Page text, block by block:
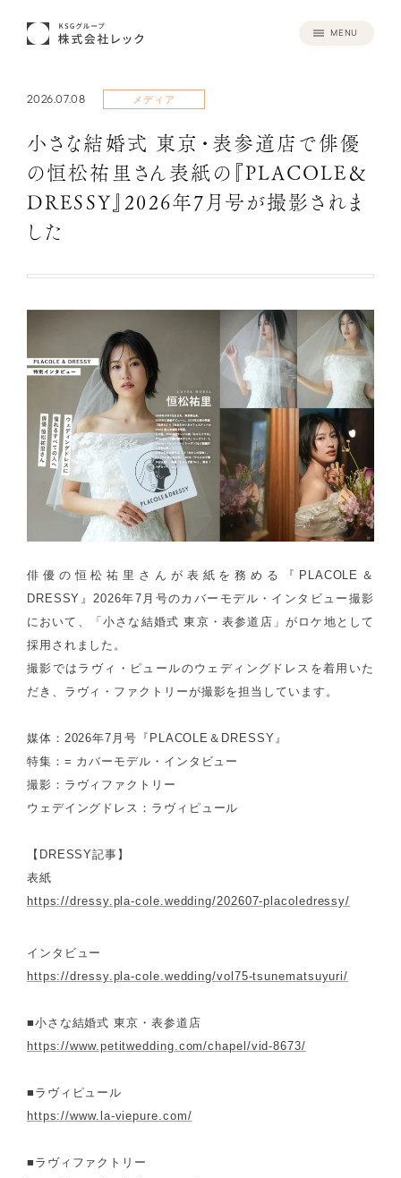
MENU
2026.07.08 メディア
​小さな結婚式 東京・表参道店で俳優
の恒松祐里さん表紙の『PLACOLE＆
DRESSY』2026年7月号が撮影されま
した
俳優の恒松祐里さんが表紙を務める『PLACOLE＆
DRESSY』2026年7月号のカバーモデル・インタビュー撮影
において、「小さな結婚式 東京・表参道店」がロケ地として
採用されました。
撮影ではラヴィ・ピュールのウェディングドレスを着用いた
だき、ラヴィ・ファクトリーが撮影を担当しています。
媒体：2026年7月号『PLACOLE＆DRESSY』
特集：= カバーモデル・インタビュー
撮影：ラヴィファクトリー
ウェデイングドレス：ラヴィピュール
【DRESSY記事】
表紙
https://dressy.pla-cole.wedding/202607-placoledressy/
インタビュー
https://dressy.pla-cole.wedding/vol75-tsunematsuyuri/
■小さな結婚式 東京・表参道店
https://www.petitwedding.com/chapel/vid-8673/
■ラヴィピュール
https://www.la-viepure.com/
■ラヴィファクトリー